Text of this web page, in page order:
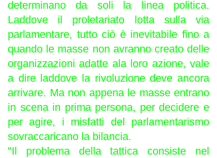
determinano da soli la linea politica.
Laddove il proletariato lotta sulla via
parlamentare, tutto ciò è inevitabile fino a
quando le masse non avranno creato delle
organizzazioni adatte ala loro azione, vale
a dire laddove la rivoluzione deve ancora
arrivare. Ma non appena le masse entrano
in scena in prima persona, per decidere e
per agire, i misfatti del parlamentarismo
sovraccaricano la bilancia.
"Il problema della tattica consiste nel